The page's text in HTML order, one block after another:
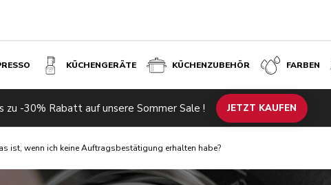
KÜCHENGERÄTE KÜCHENZUBEHÖR FARBEN
zu -30% Rabatt auf unsere Sommer Sale ! JETZT KAUFEN
ist, wenn ich keine Auftragsbestätigung erhalten habe?